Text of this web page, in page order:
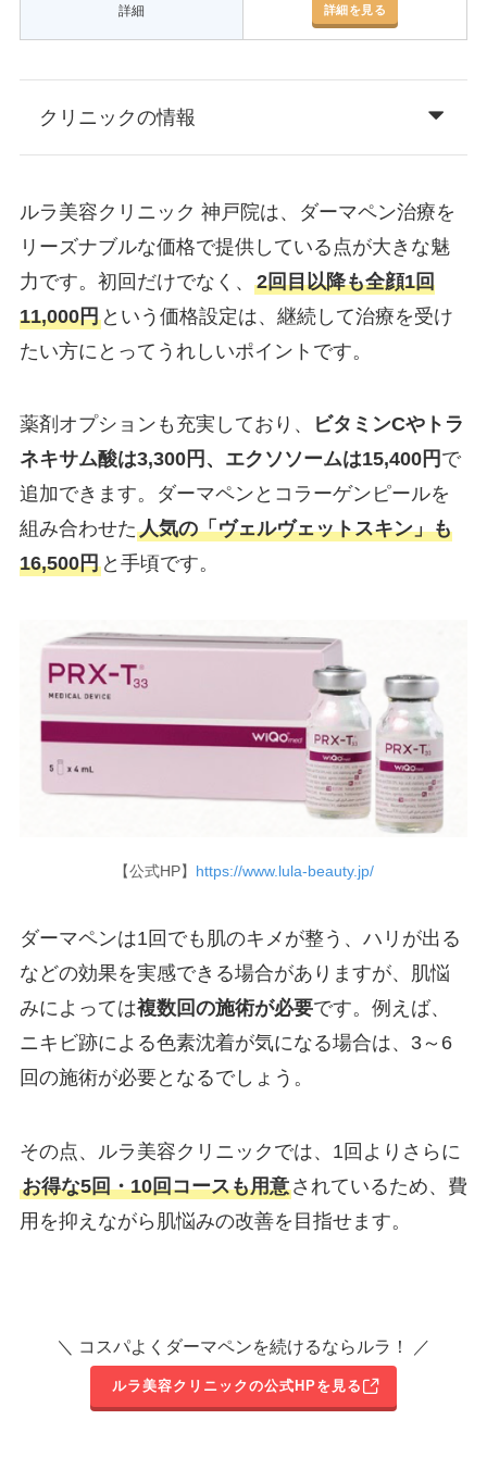
詳細 詳細を見る
クリニックの情報
ルラ美容クリニック 神戸院は、ダーマペン治療を
リーズナブルな価格で提供している点が大きな魅
力です。初回だけでなく、 2回目以降も全顔1回
11,000円という価格設定は、継続して治療を受け
たい方にとってうれしいポイントです。
薬剤オプションも充実しており、
ビタミンCやトラ
ネキサム酸は3,300円、エクソソームは15,400円 で
追加できます。ダーマペンとコラーゲンピールを
組み合わせた人気の「ヴェルヴェットスキン」も
16,500円と手頃です。
【公式HP】 https://www.lula-beauty.jp/
ダーマペンは1回でも肌のキメが整う、ハリが出る
などの効果を実感できる場合がありますが、肌悩
みによっては複数回の施術が必要です。例えば、
ニキビ跡による色素沈着が気になる場合は、3～6
回の施術が必要となるでしょう。
その点、ルラ美容クリニックでは、1回よりさらに
お得な5回・10回コースも用意されているため、費
用を抑えながら肌悩みの改善を目指せます。
＼ コスパよくダーマペンを続けるならルラ！ ／
ルラ美容クリニックの公式HPを見る